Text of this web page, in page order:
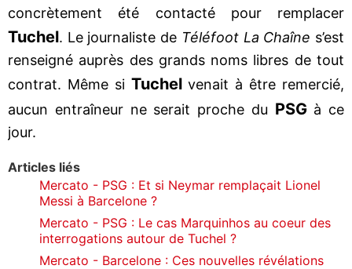
concrètement été contacté pour remplacer
Tuchel. Le journaliste de Téléfoot La Chaîne s’est
renseigné auprès des grands noms libres de tout
contrat. Même si Tuchelvenait à être remercié,
aucun entraîneur ne serait proche du PSGà ce
jour.
Articles liés
Mercato - PSG : Et si Neymar remplaçait Lionel
Messi à Barcelone ?
Mercato - PSG : Le cas Marquinhos au coeur des
interrogations autour de Tuchel ?
Mercato - Barcelone : Ces nouvelles révélations